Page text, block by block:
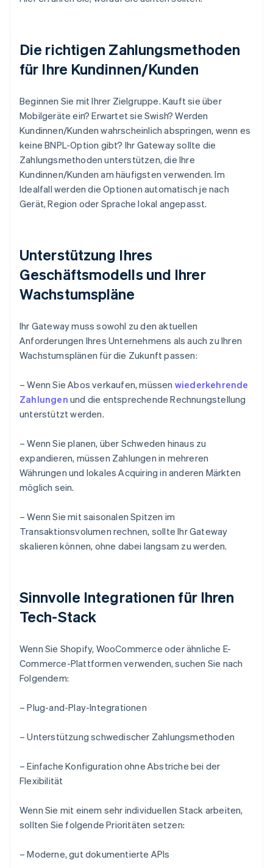
Die richtigen Zahlungsmethoden
für Ihre Kundinnen/Kunden
Beginnen Sie mit Ihrer Zielgruppe. Kauft sie über
Mobilgeräte ein? Erwartet sie Swish? Werden
Kundinnen/Kunden wahrscheinlich abspringen, wenn es
keine BNPL-Option gibt? Ihr Gateway sollte die
Zahlungsmethoden unterstützen, die Ihre
Kundinnen/Kunden am häufigsten verwenden. Im
Idealfall werden die Optionen automatisch je nach
Gerät, Region oder Sprache lokal angepasst.
Unterstützung Ihres
Geschäftsmodells und Ihrer
Wachstumspläne
Ihr Gateway muss sowohl zu den aktuellen
Anforderungen Ihres Unternehmens als auch zu Ihren
Wachstumsplänen für die Zukunft passen:
– Wenn Sie Abos verkaufen, müssen wiederkehrende
Zahlungen und die entsprechende Rechnungstellung
unterstützt werden.
– Wenn Sie planen, über Schweden hinaus zu
expandieren, müssen Zahlungen in mehreren
Währungen und lokales Acquiring in anderen Märkten
möglich sein.
– Wenn Sie mit saisonalen Spitzen im
Transaktionsvolumen rechnen, sollte Ihr Gateway
skalieren können, ohne dabei langsam zu werden.
Sinnvolle Integrationen für Ihren
Tech-Stack
Wenn Sie Shopify, WooCommerce oder ähnliche E-
Commerce-Plattformen verwenden, suchen Sie nach
Folgendem:
– Plug-and-Play-Integrationen
– Unterstützung schwedischer Zahlungsmethoden
– Einfache Konfiguration ohne Abstriche bei der
Flexibilität
Wenn Sie mit einem sehr individuellen Stack arbeiten,
sollten Sie folgende Prioritäten setzen:
– Moderne, gut dokumentierte APIs